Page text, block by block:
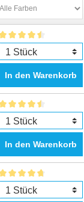
In den Warenkorb
In den Warenkorb